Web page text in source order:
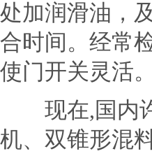
处加润滑油，
合时间。经常
使门开关灵活。
现在,国内许
机、双锥形混